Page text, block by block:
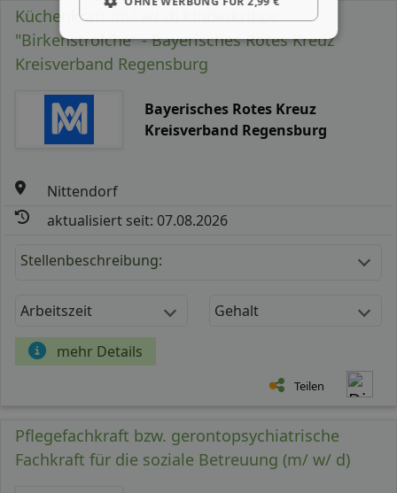
Küchenkraft (m/ w/ d) Kinderkrippe
"Birkenstrolche" - Bayerisches Rotes Kreuz
Kreisverband Regensburg
Bayerisches Rotes Kreuz
Kreisverband Regensburg
Nittendorf
aktualisiert seit: 07.08.2026
Stellenbeschreibung:
Arbeitszeit Gehalt
mehr Details
Teilen
Pflegefachkraft bzw. gerontopsychiatrische
Fachkraft für die soziale Betreuung (m/ w/ d)